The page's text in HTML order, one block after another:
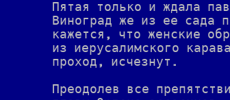
Пятая только и ждала
Виноград же из ее сада
кажется, что женские
из иерусалимского
проход, исчезнут.
Преодолев все